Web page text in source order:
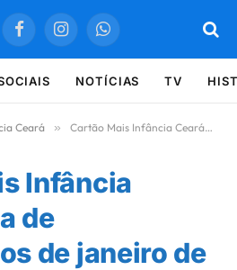
FacebookInstagramWhatsApp
NOTÍCIAS TV
Ceará » Cartão Mais Infância Ceará: Lista de beneficiários de janeiro de 2024
Infância
de
de janeiro de